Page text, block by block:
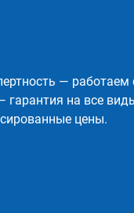
—
на все
цены.